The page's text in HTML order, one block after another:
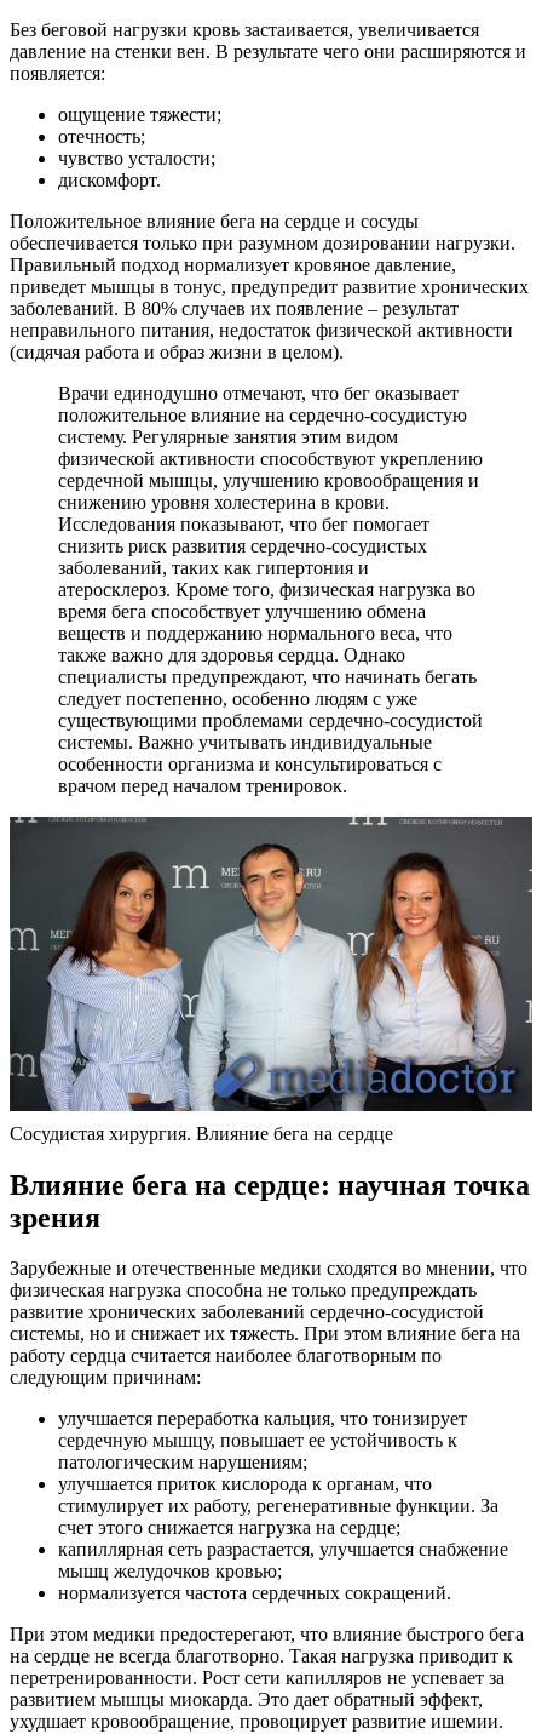
Без беговой нагрузки кровь застаивается, увеличивается
давление на стенки вен. В результате чего они расширяются и
появляется:
ощущение тяжести;
отечность;
чувство усталости;
дискомфорт.
Положительное влияние бега на сердце и сосуды
обеспечивается только при разумном дозировании нагрузки.
Правильный подход нормализует кровяное давление,
приведет мышцы в тонус, предупредит развитие хронических
заболеваний. В 80% случаев их появление – результат
неправильного питания, недостаток физической активности
(сидячая работа и образ жизни в целом).
Врачи единодушно отмечают, что бег оказывает
положительное влияние на сердечно-сосудистую
систему. Регулярные занятия этим видом
физической активности способствуют укреплению
сердечной мышцы, улучшению кровообращения и
снижению уровня холестерина в крови.
Исследования показывают, что бег помогает
снизить риск развития сердечно-сосудистых
заболеваний, таких как гипертония и
атеросклероз. Кроме того, физическая нагрузка во
время бега способствует улучшению обмена
веществ и поддержанию нормального веса, что
также важно для здоровья сердца. Однако
специалисты предупреждают, что начинать бегать
следует постепенно, особенно людям с уже
существующими проблемами сердечно-сосудистой
системы. Важно учитывать индивидуальные
особенности организма и консультироваться с
врачом перед началом тренировок.
Сосудистая хирургия. Влияние бега на сердце
Влияние бега на сердце: научная точка
зрения
Зарубежные и отечественные медики сходятся во мнении, что
физическая нагрузка способна не только предупреждать
развитие хронических заболеваний сердечно-сосудистой
системы, но и снижает их тяжесть. При этом влияние бега на
работу сердца считается наиболее благотворным по
следующим причинам:
улучшается переработка кальция, что тонизирует
сердечную мышцу, повышает ее устойчивость к
патологическим нарушениям;
улучшается приток кислорода к органам, что
стимулирует их работу, регенеративные функции. За
счет этого снижается нагрузка на сердце;
капиллярная сеть разрастается, улучшается снабжение
мышц желудочков кровью;
нормализуется частота сердечных сокращений.
При этом медики предостерегают, что влияние быстрого бега
на сердце не всегда благотворно. Такая нагрузка приводит к
перетренированности. Рост сети капилляров не успевает за
развитием мышцы миокарда. Это дает обратный эффект,
ухудшает кровообращение, провоцирует развитие ишемии.